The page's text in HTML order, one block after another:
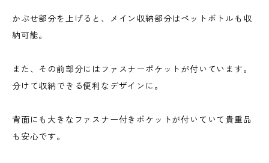
かぶせ部分を上げると、メイン収納部分はペットボトルも収
納可能。
また、その前部分にはファスナーポケットが付いています。
分けて収納できる便利なデザインに。
背面にも大きなファスナー付きポケットが付いていて貴重品
も安心です。